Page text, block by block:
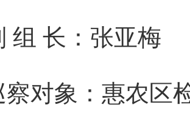
长：张亚梅
象：惠农区